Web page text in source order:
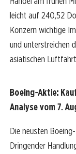
leicht auf 240,52
Konzern wichtige
und unterstreichen
asiatischen
Boeing-Aktie:
Analyse vom 7.
Die neusten
Dringender